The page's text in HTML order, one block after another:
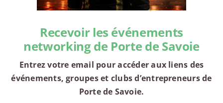
Recevoir les événements
networking de Porte de Savoie
Entrez votre email pour accéder aux liens des
événements, groupes et clubs d’entrepreneurs de
Porte de Savoie.